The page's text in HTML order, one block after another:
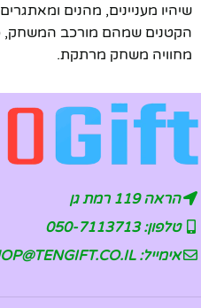
שיהיו מעניינים, מהנים
הקטנים שמהם מורכב המשחק,
מחוויה משחק מרתקת.
הראה 119 רמת גן
טלפון: 050-7113713
אימייל: SHOP@TENGIFT.CO.IL